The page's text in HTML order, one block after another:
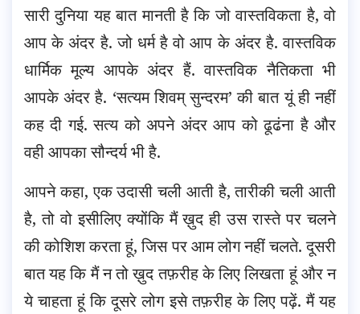
सारी दुनिया यह बात मानती है कि जो वास्तविकता है, वो
आप के अंदर है. जो धर्म है वो आप के अंदर है. वास्तविक
धार्मिक मूल्य आपके अंदर हैं. वास्तविक नैतिकता भी
आपके अंदर है. ‘सत्यम शिवम् सुन्दरम’ की बात यूं ही नहीं
कह दी गई. सत्य को अपने अंदर आप को ढूढंना है और
वही आपका सौन्दर्य भी है.
आपने कहा, एक उदासी चली आती है, तारीकी चली आती
है, तो वो इसीलिए क्योंकि मैं ख़ुद ही उस रास्ते पर चलने
की कोशिश करता हूं, जिस पर आम लोग नहीं चलते. दूसरी
बात यह कि मैं न तो ख़ुद तफ़रीह के लिए लिखता हूं और न
ये चाहता हूं कि दूसरे लोग इसे तफ़रीह के लिए पढ़ें. मैं यह